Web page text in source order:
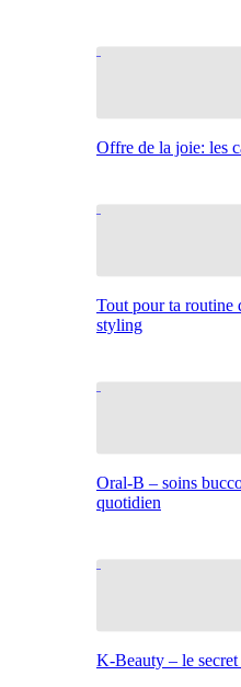
Offre de la joie: les
Tout pour ta routine
styling
Oral-B – soins
quotidien
K-Beauty – le secret